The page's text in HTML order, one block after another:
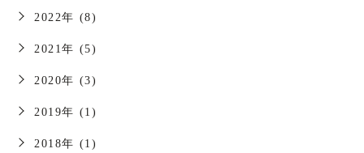
2022年 (8)
2021年 (5)
2020年 (3)
2019年 (1)
2018年 (1)